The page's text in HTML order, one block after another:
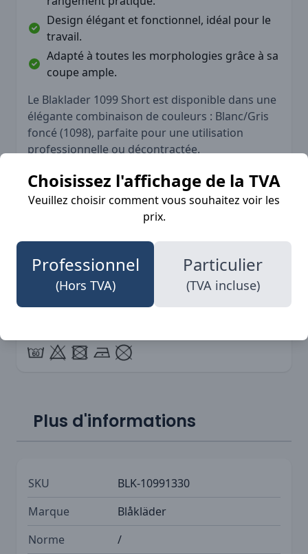
Choisissez l'affichage de la TVA
Veuillez choisir comment vous souhaitez voir les
prix.
Professionnel
(Hors TVA)
Particulier
(TVA incluse)
Design élégant et fonctionnel, idéal pour le
travail.
Adapté à toutes les morphologies grâce à sa
coupe ample.
Le Blaklader 1099 Short est disponible dans une
élégante combinaison de couleurs : Blanc/Gris
foncé (1098), parfaite pour une utilisation
professionnelle ou décontractée.
Fabriqué en tissu stretch et CORDURA®, ce
short léger est idéal pour les professionnels du
bâtiment et les activités de plein air. Il peut être
lavé à 60 °C, ne doit pas être blanchi, et le
séchage en machine est à proscrire. Pour un
entretien optimal, un repassage doux est
recommandé. Associez-le avec d'autres articles
Plus d'informations
SKU
BLK-10991330
Marque
Blåkläder
Norme
/